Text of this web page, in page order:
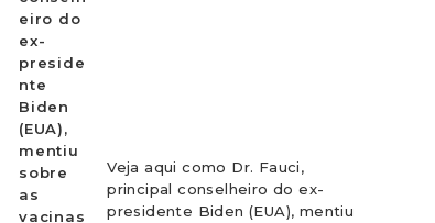
Veja aqui como Dr. Fauci,
principal conselheiro do ex-
presidente Biden (EUA), mentiu